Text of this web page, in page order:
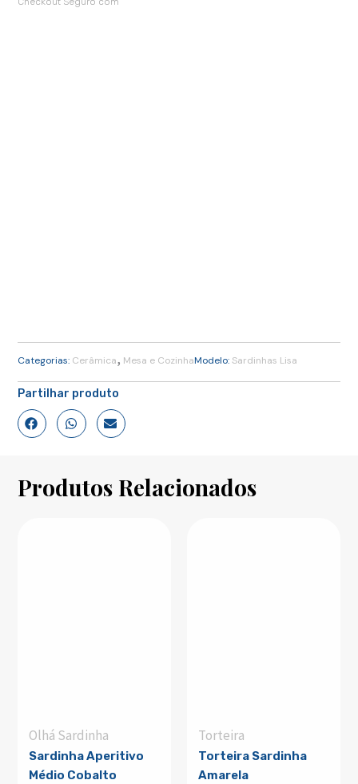
Categorias: Cerâmica, Mesa e CozinhaModelo: Sardinhas Lisa
Partilhar produto
Produtos Relacionados
Olhá Sardinha
Sardinha Aperitivo
Médio Cobalto
Torteira
Torteira Sardinha
Amarela